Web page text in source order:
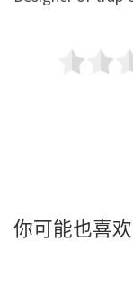
你可能也喜欢